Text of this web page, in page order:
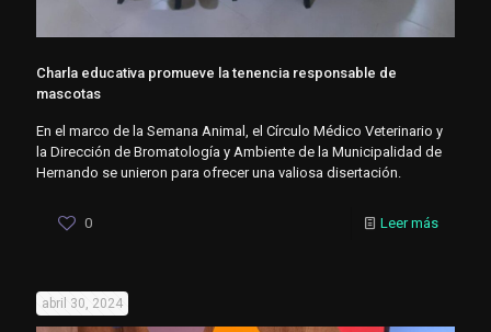
Charla educativa promueve la tenencia responsable de
mascotas
En el marco de la Semana Animal, el Círculo Médico Veterinario y
la Dirección de Bromatología y Ambiente de la Municipalidad de
Hernando se unieron para ofrecer una valiosa disertación.
0 Leer más
abril 30, 2024